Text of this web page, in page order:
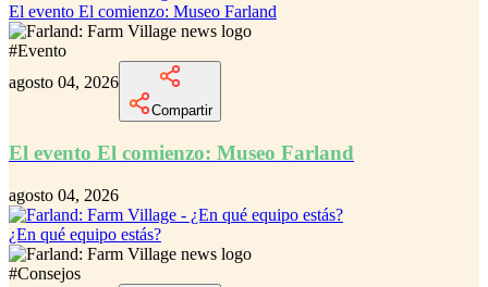
El evento El comienzo: Museo Farland
#Evento
agosto 04, 2026
Compartir
El evento El comienzo: Museo Farland
agosto 04, 2026
¿En qué equipo estás?
#Consejos